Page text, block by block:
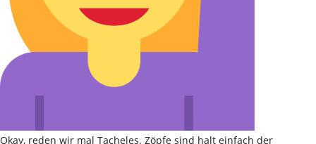
Okay, reden wir mal Tacheles. Zöpfe sind halt einfach der